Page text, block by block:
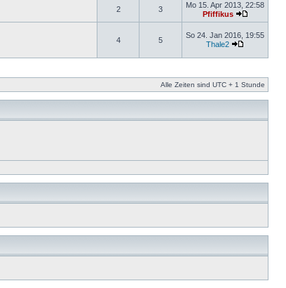
2 3
Mo 15. Apr 2013, 22:58
Pfiffikus
4 5
So 24. Jan 2016, 19:55
Thale2
Alle Zeiten sind UTC + 1 Stunde